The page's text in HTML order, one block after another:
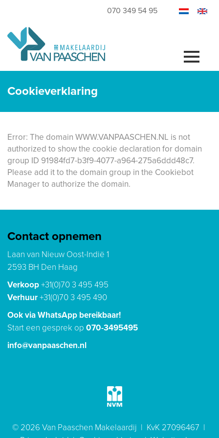
070 349 54 95
Cookieverklaring
Error: The domain WWW.VANPAASCHEN.NL is not
authorized to show the cookie declaration for domain
group ID 91984fd7-b3f9-4077-a964-275a6ddd48c7.
Please add it to the domain group in the Cookiebot
Manager to authorize the domain.
Contact opnemen
Laan van Nieuw Oost-Indië 1
2593 BH Den Haag
Verkoop+31(0)70 3 495 495
Verhuur+31(0)70 3 495 490
Ook via WhatsApp bereikbaar!
Start een gesprek op 070-3495495
info@vanpaaschen.nl
© 2026 Van Paaschen Makelaardij | KvK 27096467 |